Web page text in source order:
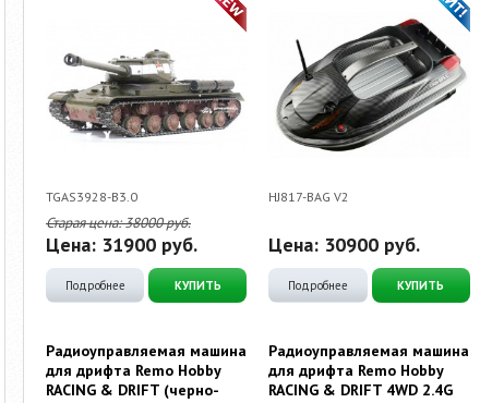
TGAS3928-B3.0
Старая цена:38000руб.
Цена: 31900 руб.
Подробнее КУПИТЬ
HJ817-BAG V2
Цена: 30900 руб.
Подробнее КУПИТЬ
Радиоуправляемая машина
для дрифта Remo Hobby
RACING & DRIFT (черно-
Радиоуправляемая машина
для дрифта Remo Hobby
RACING & DRIFT 4WD 2.4G